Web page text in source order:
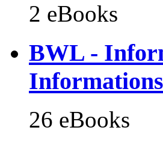
2 eBooks
BWL -
26 eBooks